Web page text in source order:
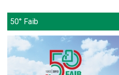
50° Faib